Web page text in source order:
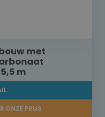
met
m
ONZE PRIJS